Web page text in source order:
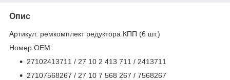
Опис
Артикул: ремкомплект редуктора КПП (6 шт.)
Номер OEM:
27102413711 / 27 10 2 413 711 / 2413711
27107568267 / 27 10 7 568 267 / 7568267